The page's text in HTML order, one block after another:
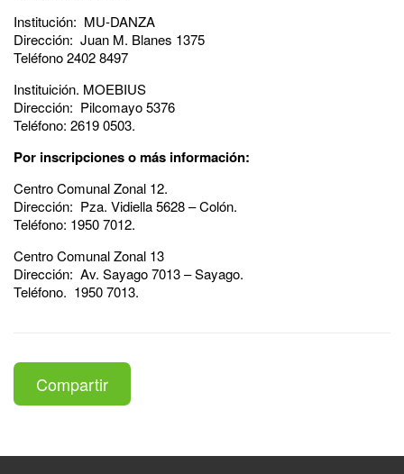
Institución: MU-DANZA
Dirección: Juan M. Blanes 1375
Teléfono 2402 8497
Instituición. MOEBIUS
Dirección: Pilcomayo 5376
Teléfono: 2619 0503.
Por inscripciones o más información:
Centro Comunal Zonal 12.
Dirección: Pza. Vidiella 5628 – Colón.
Teléfono: 1950 7012.
Centro Comunal Zonal 13
Dirección: Av. Sayago 7013 – Sayago.
Teléfono. 1950 7013.
Compartir